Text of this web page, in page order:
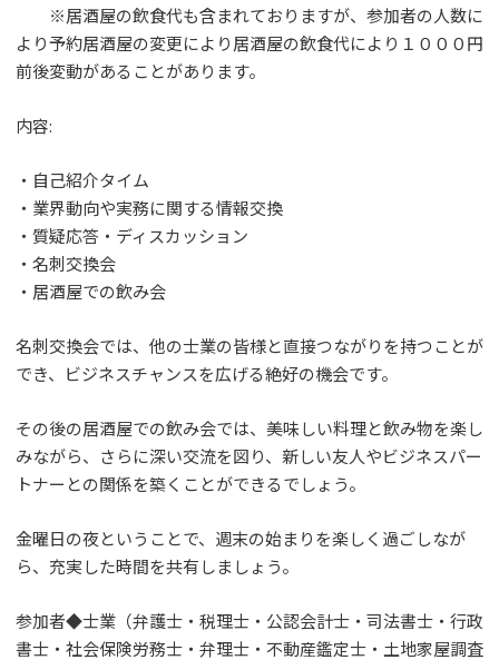
※居酒屋の飲食代も含まれておりますが、参加者の人数に
より予約居酒屋の変更により居酒屋の飲食代により１０００円
前後変動があることがあります。
内容:
・自己紹介タイム
・業界動向や実務に関する情報交換
・質疑応答・ディスカッション
・名刺交換会
・居酒屋での飲み会
名刺交換会では、他の士業の皆様と直接つながりを持つことが
でき、ビジネスチャンスを広げる絶好の機会です。
その後の居酒屋での飲み会では、美味しい料理と飲み物を楽し
みながら、さらに深い交流を図り、新しい友人やビジネスパー
トナーとの関係を築くことができるでしょう。
金曜日の夜ということで、週末の始まりを楽しく過ごしなが
ら、充実した時間を共有しましょう。
参加者◆士業（弁護士・税理士・公認会計士・司法書士・行政
書士・社会保険労務士・弁理士・不動産鑑定士・土地家屋調査